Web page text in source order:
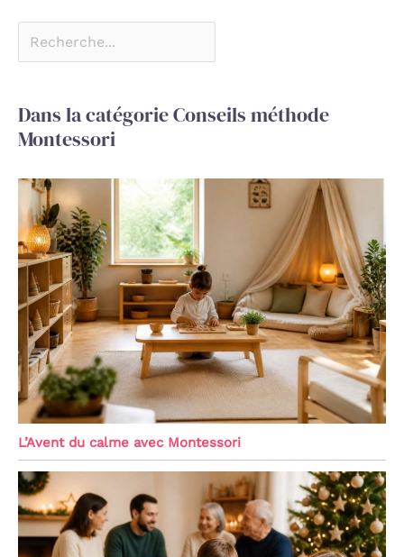
Dans la catégorie Conseils méthode
Montessori
L’Avent du calme avec Montessori